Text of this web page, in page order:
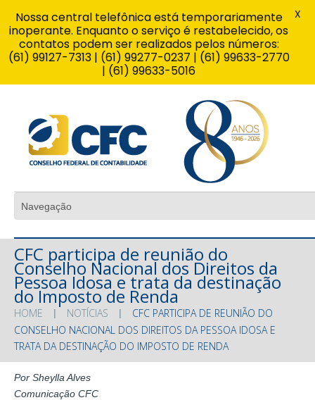
CFC participa de reunião do
Conselho Nacional dos Direitos da
Pessoa Idosa e trata da destinação
do Imposto de Renda
HOME NOTÍCIAS
CFC PARTICIPA DE REUNIÃO DO
CONSELHO NACIONAL DOS DIREITOS DA PESSOA IDOSA E
TRATA DA DESTINAÇÃO DO IMPOSTO DE RENDA
Por Sheylla Alves
Comunicação CFC
Nossa central telefônica está temporariamente
inoperante. Enquanto o serviço é restabelecido, os
contatos podem ser realizados pelos números:
(61) 99127-7313 | (61) 99277-0237 | (61) 99633-2770
| (61) 99633-5016
X